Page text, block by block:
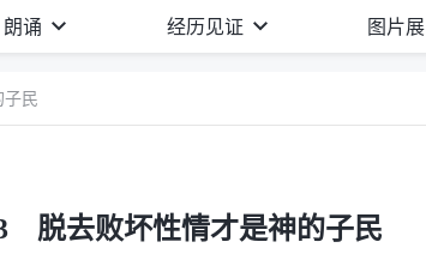
朗诵 经历见证 图片展
民
脱去败坏性情才是神的子民